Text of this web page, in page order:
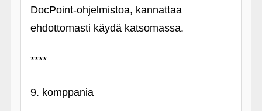
DocPoint-ohjelmistoa, kannattaa
ehdottomasti käydä katsomassa.
****
9. komppania